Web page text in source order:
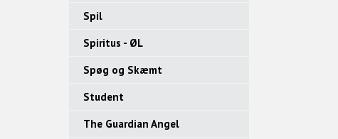
Spil
Spiritus - ØL
Spøg og Skæmt
Student
The Guardian Angel